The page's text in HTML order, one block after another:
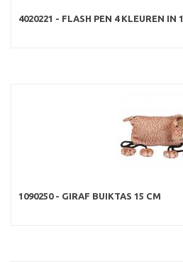
4020221 - FLASH PEN 4 KLEUREN IN 1
1090250 - GIRAF BUIKTAS 15 CM